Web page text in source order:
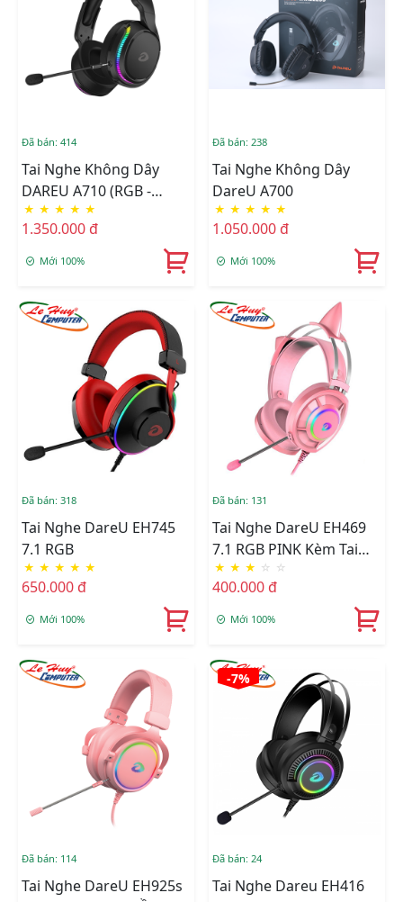
Đã bán: 414
Tai Nghe Không Dây
DAREU A710 (RGB -
WIRELESS 5.8G)
★ ★ ★ ★ ★
1.350.000 đ
Mới 100%
Đã bán: 238
Tai Nghe Không Dây
DareU A700
★ ★ ★ ★ ★
1.050.000 đ
Mới 100%
Đã bán: 318
Tai Nghe DareU EH745
7.1 RGB
★ ★ ★ ★ ★
650.000 đ
Mới 100%
Đã bán: 131
Tai Nghe DareU EH469
7.1 RGB PINK Kèm Tai
Mèo
★ ★ ★ ☆ ☆
400.000 đ
Mới 100%
Đã bán: 114
Tai Nghe DareU EH925s
-7%
Đã bán: 24
Tai Nghe Dareu EH416